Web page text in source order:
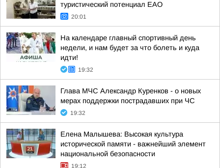
туристический потенциал ЕАО
20:01
На календаре главный спортивный день
недели, и нам будет за что болеть и куда
идти!
19:32
Глава МЧС Александр Куренков - о новых
мерах поддержки пострадавших при ЧС
19:32
Елена Малышева: Высокая культура
исторической памяти - важнейший элемент
национальной безопасности
19:12